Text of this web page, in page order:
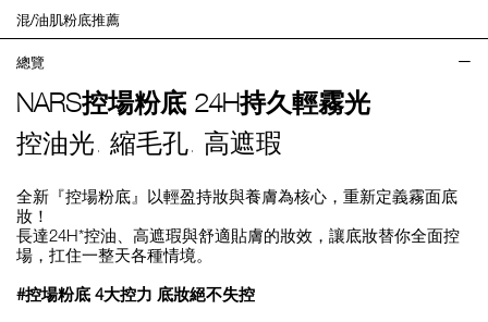
混/油肌粉底推薦
總覽
NARS控場粉底 24H持久輕霧光
控油光. 縮毛孔. 高遮瑕
全新『控場粉底』以輕盈持妝與養膚為核心，重新定義霧面底
妝！
長達24H*控油、高遮瑕與舒適貼膚的妝效，讓底妝替你全面控
場，扛住一整天各種情境。
#控場粉底 4大控力 底妝絕不失控